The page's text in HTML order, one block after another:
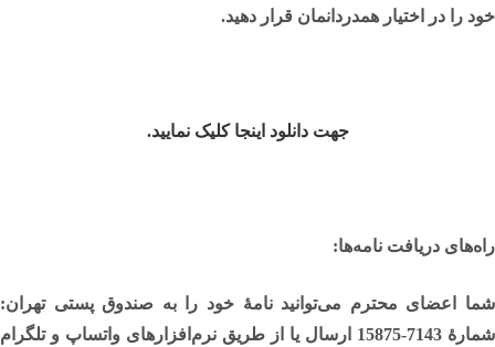
خود را در اختیار همدردانمان قرار دهید.
جهت دانلود اینجا کلیک نمایید.
راه‌های دریافت نامه‌ها:
شما اعضای محترم می‌توانید نامۀ خود را به صندوق پستی تهران:
شمارۀ 7143-15875 ارسال یا از طریق نرم‌افزارهای واتساپ و تلگرام